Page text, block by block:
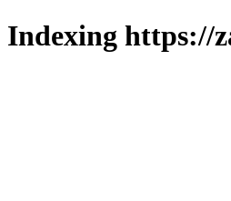
Indexing https://